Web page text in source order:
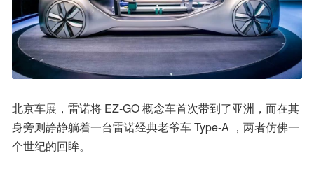
北京车展，雷诺将 EZ-GO 概念车首次带到了亚洲，而在其
身旁则静静躺着一台雷诺经典老爷车 Type-A ，两者仿佛一
个世纪的回眸。